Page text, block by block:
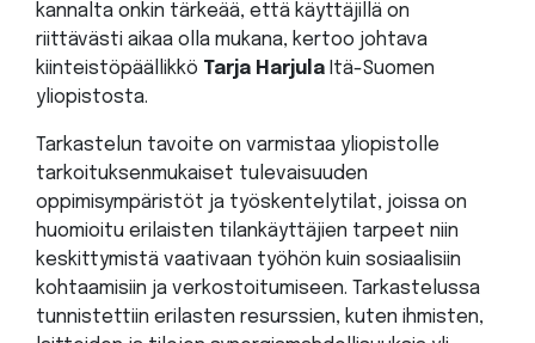
kannalta onkin tärkeää, että käyttäjillä on
riittävästi aikaa olla mukana, kertoo johtava
kiinteistöpäällikkö Tarja Harjula Itä-Suomen
yliopistosta.
Tarkastelun tavoite on varmistaa yliopistolle
tarkoituksenmukaiset tulevaisuuden
oppimisympäristöt ja työskentelytilat, joissa on
huomioitu erilaisten tilankäyttäjien tarpeet niin
keskittymistä vaativaan työhön kuin sosiaalisiin
kohtaamisiin ja verkostoitumiseen. Tarkastelussa
tunnistettiin erilasten resurssien, kuten ihmisten,